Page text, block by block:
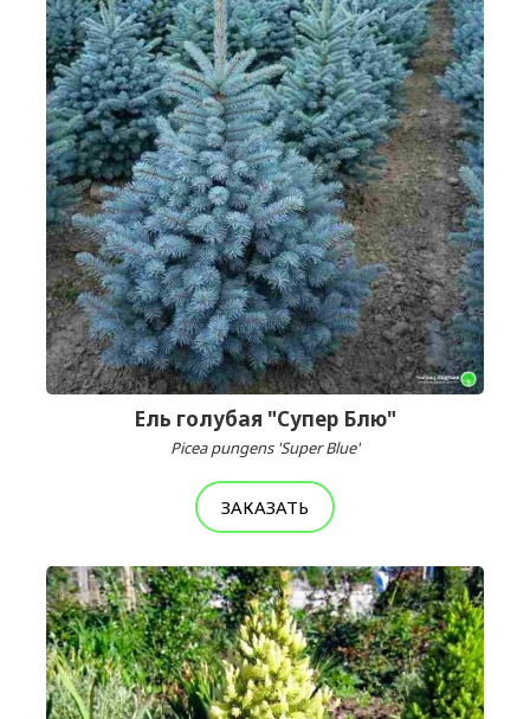
Ель голубая "Супер Блю"
Picea pungens 'Super Blue'
ЗАКАЗАТЬ